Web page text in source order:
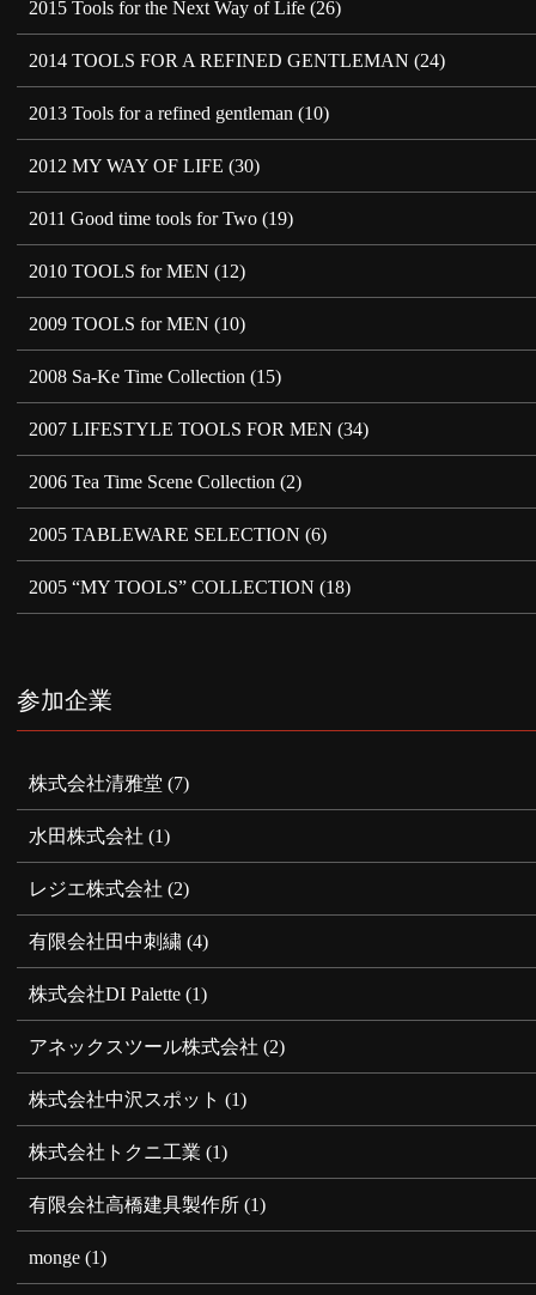
2015 Tools for the Next Way of Life (26)
2014 TOOLS FOR A REFINED GENTLEMAN (24)
2013 Tools for a refined gentleman (10)
2012 MY WAY OF LIFE (30)
2011 Good time tools for Two (19)
2010 TOOLS for MEN (12)
2009 TOOLS for MEN (10)
2008 Sa-Ke Time Collection (15)
2007 LIFESTYLE TOOLS FOR MEN (34)
2006 Tea Time Scene Collection (2)
2005 TABLEWARE SELECTION (6)
2005 “MY TOOLS” COLLECTION (18)
参加企業
株式会社清雅堂 (7)
水田株式会社 (1)
レジエ株式会社 (2)
有限会社田中刺繍 (4)
株式会社DI Palette (1)
アネックスツール株式会社 (2)
株式会社中沢スポット (1)
株式会社トクニ工業 (1)
有限会社高橋建具製作所 (1)
monge (1)